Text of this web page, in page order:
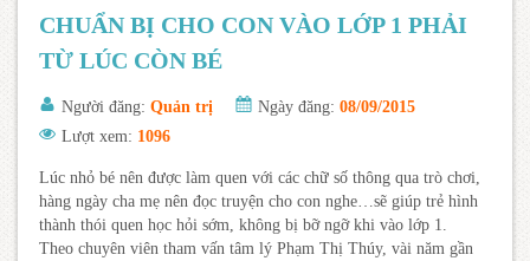
CHUẨN BỊ CHO CON VÀO LỚP 1 PHẢI
TỪ LÚC CÒN BÉ
Người đăng: Quản trị Ngày đăng: 08/09/2015
Lượt xem: 1096
Lúc nhỏ bé nên được làm quen với các chữ số thông qua trò chơi,
hàng ngày cha mẹ nên đọc truyện cho con nghe…sẽ giúp trẻ hình
thành thói quen học hỏi sớm, không bị bỡ ngỡ khi vào lớp 1.
Theo chuyên viên tham vấn tâm lý Phạm Thị Thúy, vài năm gần